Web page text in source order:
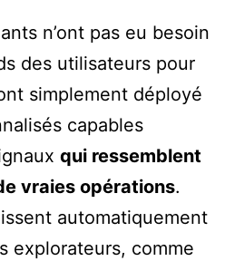
n’ont pas eu besoin
des utilisateurs pour
simplement déployé
capables
qui ressemblent
vraies opérations.
automatiquement
explorateurs, comme